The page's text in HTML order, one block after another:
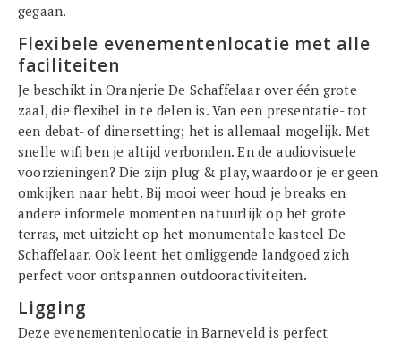
gegaan.
Flexibele evenementenlocatie met alle
faciliteiten
Je beschikt in Oranjerie De Schaffelaar over één grote
zaal, die flexibel in te delen is. Van een presentatie- tot
een debat- of dinersetting; het is allemaal mogelijk. Met
snelle wifi ben je altijd verbonden. En de audiovisuele
voorzieningen? Die zijn plug & play, waardoor je er geen
omkijken naar hebt. Bij mooi weer houd je breaks en
andere informele momenten natuurlijk op het grote
terras, met uitzicht op het monumentale kasteel De
Schaffelaar. Ook leent het omliggende landgoed zich
perfect voor ontspannen outdooractiviteiten.
Ligging
Deze evenementenlocatie in Barneveld is perfect